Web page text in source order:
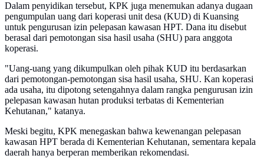
Dalam penyidikan tersebut, KPK juga menemukan adanya dugaan
pengumpulan uang dari koperasi unit desa (KUD) di Kuansing
untuk pengurusan izin pelepasan kawasan HPT. Dana itu disebut
berasal dari pemotongan sisa hasil usaha (SHU) para anggota
koperasi.
"Uang-uang yang dikumpulkan oleh pihak KUD itu berdasarkan
dari pemotongan-pemotongan sisa hasil usaha, SHU. Kan koperasi
ada usaha, itu dipotong setengahnya dalam rangka pengurusan izin
pelepasan kawasan hutan produksi terbatas di Kementerian
Kehutanan," katanya.
Meski begitu, KPK menegaskan bahwa kewenangan pelepasan
kawasan HPT berada di Kementerian Kehutanan, sementara kepala
daerah hanya berperan memberikan rekomendasi.